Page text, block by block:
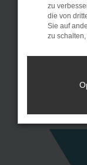
zu
die von
Sie auf
zu